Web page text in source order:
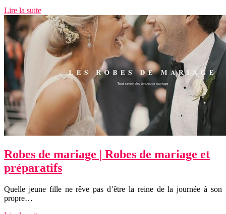
Lire la suite
Robes de mariage | Robes de mariage et
préparatifs
Quelle jeune fille ne rêve pas d’être la reine de la journée à son
propre…